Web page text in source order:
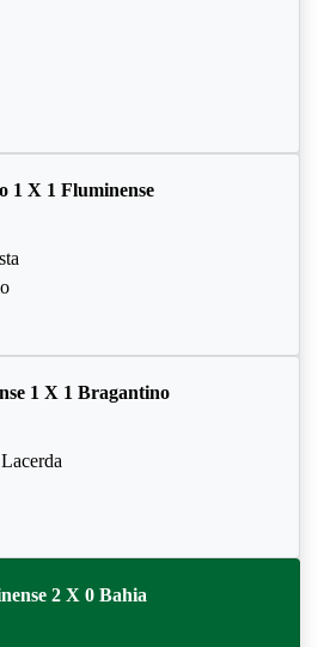
1 X 1 Fluminense
1 X 1 Bragantino
2 X 0 Bahia